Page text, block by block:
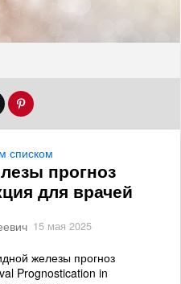
списком
прогноз
для врачей
15 мая 2025
железы прогноз
Prognostication in